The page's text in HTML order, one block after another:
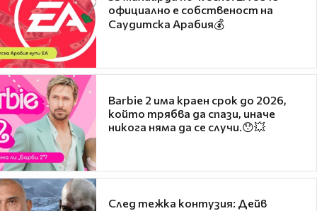
официално е собственост на
Саудитска Арабия💰
Barbie 2 има краен срок до 2026,
който трябва да спази, иначе
никога няма да се случи.😯💥
След тежка контузия: Дейв